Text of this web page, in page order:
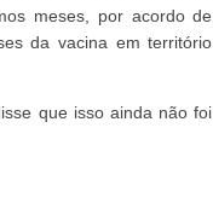
meses, por acordo de
da vacina em território
que isso ainda não foi